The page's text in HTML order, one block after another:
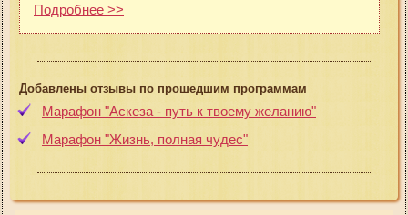
Подробнее >>
Добавлены отзывы по прошедшим программам
Марафон "Аскеза - путь к твоему желанию"
Марафон "Жизнь, полная чудес"